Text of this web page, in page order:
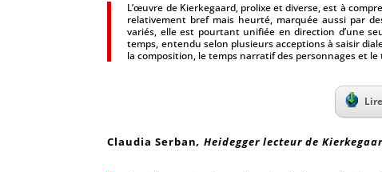
L’œuvre de Kierkegaard, prolixe et diverse, est à
relativement bref mais heurté, marquée aussi par
variés, elle est pourtant unifiée en direction d’une
temps, entendu selon plusieurs acceptions à saisir
la composition, le temps narratif des personnages et
Claudia Serban, Heidegger lecteur de